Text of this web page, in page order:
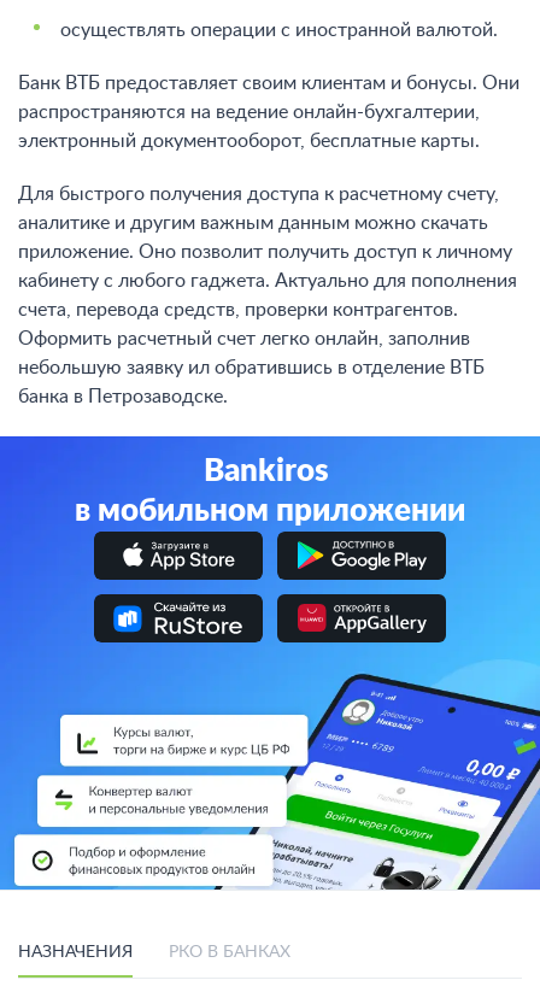
осуществлять операции с иностранной валютой.
Банк ВТБ предоставляет своим клиентам и бонусы. Они
распространяются на ведение онлайн-бухгалтерии,
электронный документооборот, бесплатные карты.
Для быстрого получения доступа к расчетному счету,
аналитике и другим важным данным можно скачать
приложение. Оно позволит получить доступ к личному
кабинету с любого гаджета. Актуально для пополнения
счета, перевода средств, проверки контрагентов.
Оформить расчетный счет легко онлайн, заполнив
небольшую заявку ил обратившись в отделение ВТБ
банка в Петрозаводске.
Bankiros
в мобильном приложении
НАЗНАЧЕНИЯ РКО В БАНКАХ